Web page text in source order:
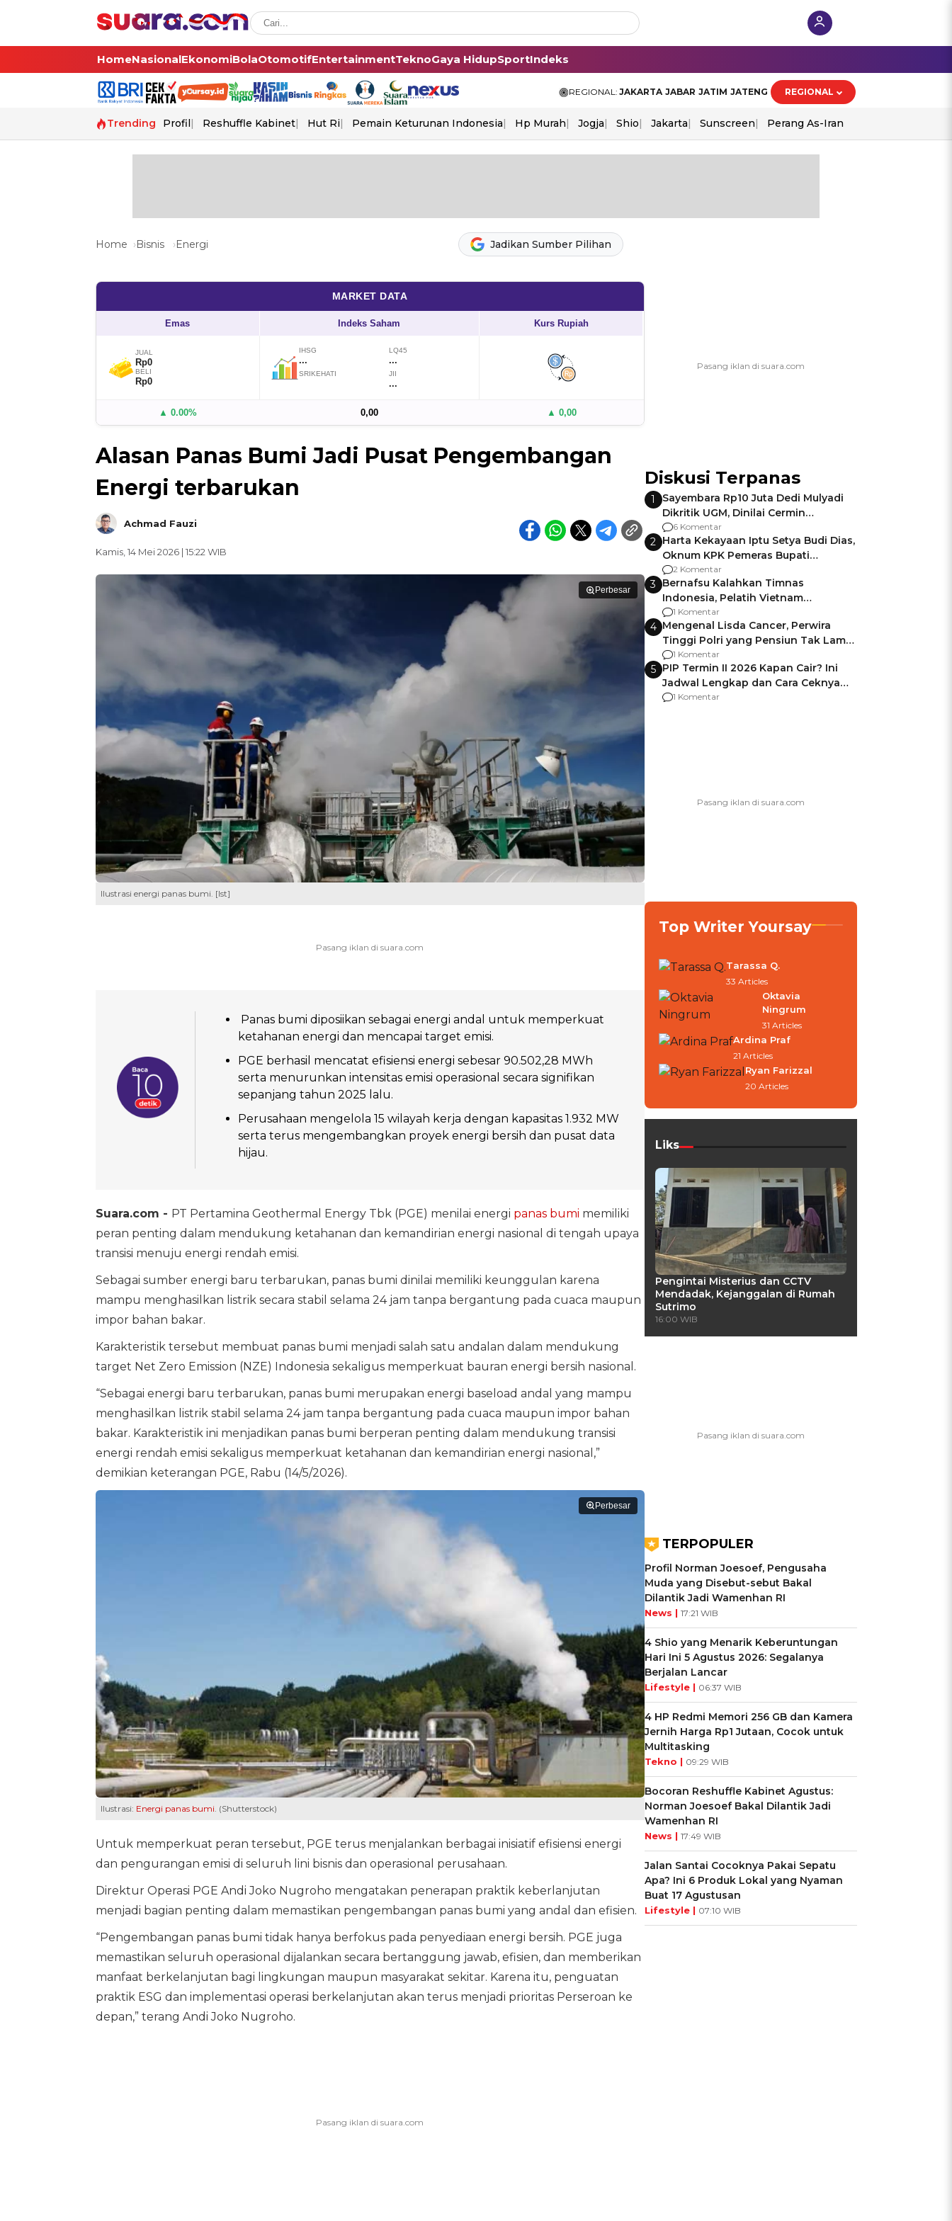
HomeNasionalEkonomiBolaOtomotifEntertainmentTeknoGaya HidupSportIndeks
REGIONAL: JAKARTA JABAR JATIM JATENG REGIONAL
Trending Profil Reshuffle Kabinet Hut Ri Pemain Keturunan Indonesia Hp Murah Jogja Shio Jakarta Sunscreen Perang As-Iran
Home Bisnis Energi Jadikan Sumber Pilihan
MARKET DATA
Emas Indeks Saham Kurs Rupiah
JUAL
Rp0
BELI
Rp0
IHSG
...
LQ45
...
SRIKEHATI JII
...
▲ 0.00% 0,00 ▲ 0,00
Alasan Panas Bumi Jadi Pusat Pengembangan
Energi terbarukan
Achmad Fauzi
Kamis, 14 Mei 2026 | 15:22 WIB
Perbesar
Ilustrasi energi panas bumi. [Ist]
Panas bumi diposiikan sebagai energi andal untuk memperkuat
ketahanan energi dan mencapai target emisi.
PGE berhasil mencatat efisiensi energi sebesar 90.502,28 MWh
serta menurunkan intensitas emisi operasional secara signifikan
sepanjang tahun 2025 lalu.
Perusahaan mengelola 15 wilayah kerja dengan kapasitas 1.932 MW
serta terus mengembangkan proyek energi bersih dan pusat data
hijau.
Suara.com - PT Pertamina Geothermal Energy Tbk (PGE) menilai energi panas bumi memiliki
peran penting dalam mendukung ketahanan dan kemandirian energi nasional di tengah upaya
transisi menuju energi rendah emisi.
Sebagai sumber energi baru terbarukan, panas bumi dinilai memiliki keunggulan karena
mampu menghasilkan listrik secara stabil selama 24 jam tanpa bergantung pada cuaca maupun
impor bahan bakar.
Karakteristik tersebut membuat panas bumi menjadi salah satu andalan dalam mendukung
target Net Zero Emission (NZE) Indonesia sekaligus memperkuat bauran energi bersih nasional.
“Sebagai energi baru terbarukan, panas bumi merupakan energi baseload andal yang mampu
menghasilkan listrik stabil selama 24 jam tanpa bergantung pada cuaca maupun impor bahan
bakar. Karakteristik ini menjadikan panas bumi berperan penting dalam mendukung transisi
energi rendah emisi sekaligus memperkuat ketahanan dan kemandirian energi nasional,”
demikian keterangan PGE, Rabu (14/5/2026).
Perbesar
Ilustrasi: Energi panas bumi. (Shutterstock)
Untuk memperkuat peran tersebut, PGE terus menjalankan berbagai inisiatif efisiensi energi
dan pengurangan emisi di seluruh lini bisnis dan operasional perusahaan.
Direktur Operasi PGE Andi Joko Nugroho mengatakan penerapan praktik keberlanjutan
menjadi bagian penting dalam memastikan pengembangan panas bumi yang andal dan efisien.
“Pengembangan panas bumi tidak hanya berfokus pada penyediaan energi bersih. PGE juga
memastikan seluruh operasional dijalankan secara bertanggung jawab, efisien, dan memberikan
manfaat berkelanjutan bagi lingkungan maupun masyarakat sekitar. Karena itu, penguatan
praktik ESG dan implementasi operasi berkelanjutan akan terus menjadi prioritas Perseroan ke
depan,” terang Andi Joko Nugroho.
Diskusi Terpanas
1
Sayembara Rp10 Juta Dedi Mulyadi
Dikritik UGM, Dinilai Cermin
Gagalnya Negara Jamin Keamanan
6 Komentar
2 Harta Kekayaan Iptu Setya Budi Dias,
Oknum KPK Pemeras Bupati
Pemalang
2 Komentar
3 Bernafsu Kalahkan Timnas
Indonesia, Pelatih Vietnam
Berencana Pakai Jimat di Pakansari
1 Komentar
4 Mengenal Lisda Cancer, Perwira
Tinggi Polri yang Pensiun Tak Lama
Usai Jadi Brigjen
1 Komentar
5 PIP Termin II 2026 Kapan Cair? Ini
Jadwal Lengkap dan Cara Ceknya
agar Dana Tidak Hangus!
1 Komentar
Top Writer Yoursay
Tarassa Q.
33 Articles
Oktavia
Ningrum
31 Articles
Ardina Praf
21 Articles
Ryan Farizzal
20 Articles
Liks
Pengintai Misterius dan CCTV
Mendadak, Kejanggalan di Rumah
Sutrimo
16:00 WIB
TERPOPULER
Profil Norman Joesoef, Pengusaha
Muda yang Disebut-sebut Bakal
Dilantik Jadi Wamenhan RI
News | 17:21 WIB
4 Shio yang Menarik Keberuntungan
Hari Ini 5 Agustus 2026: Segalanya
Berjalan Lancar
Lifestyle | 06:37 WIB
4 HP Redmi Memori 256 GB dan Kamera
Jernih Harga Rp1 Jutaan, Cocok untuk
Multitasking
Tekno | 09:29 WIB
Bocoran Reshuffle Kabinet Agustus:
Norman Joesoef Bakal Dilantik Jadi
Wamenhan RI
News | 17:49 WIB
Jalan Santai Cocoknya Pakai Sepatu
Apa? Ini 6 Produk Lokal yang Nyaman
Buat 17 Agustusan
Lifestyle | 07:10 WIB